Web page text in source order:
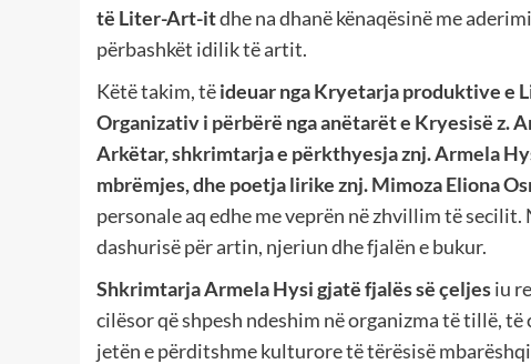
të Liter-Art-itdhe na dhanë kënaqësinë me
përbashkët idilik të artit.
Këtë takim, tëideuar nga Kryetarja produktive e
Organizativ i përbërë nga anëtarët e Kryesisë z.
Arkëtar, shkrimtarja e përkthyesja znj. Armela
mbrëmjes, dhe poetja lirike znj. Mimoza Eliona
personale aq edhe me veprën në zhvillim të
dashurisë për artin, njeriun dhe fjalën e bukur.
Shkrimtarja Armela Hysi gjatë fjalës së çeljesiu
cilësor që shpesh ndeshim në organizma të tillë,
jetën e përditshme kulturore të tërësisë